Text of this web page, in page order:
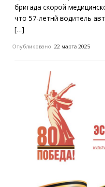
бригада скорой
что 57-летнй водитель
[…]
Опубликовано: 22 марта 2025